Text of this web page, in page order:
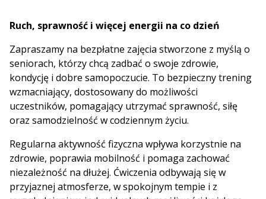
Ruch, sprawność i więcej energii na co dzień
Zapraszamy na bezpłatne zajęcia stworzone z myślą o
seniorach, którzy chcą zadbać o swoje zdrowie,
kondycję i dobre samopoczucie. To bezpieczny trening
wzmacniający, dostosowany do możliwości
uczestników, pomagający utrzymać sprawność, siłę
oraz samodzielność w codziennym życiu.
Regularna aktywność fizyczna wpływa korzystnie na
zdrowie, poprawia mobilność i pomaga zachować
niezależność na dłużej. Ćwiczenia odbywają się w
przyjaznej atmosferze, w spokojnym tempie i z